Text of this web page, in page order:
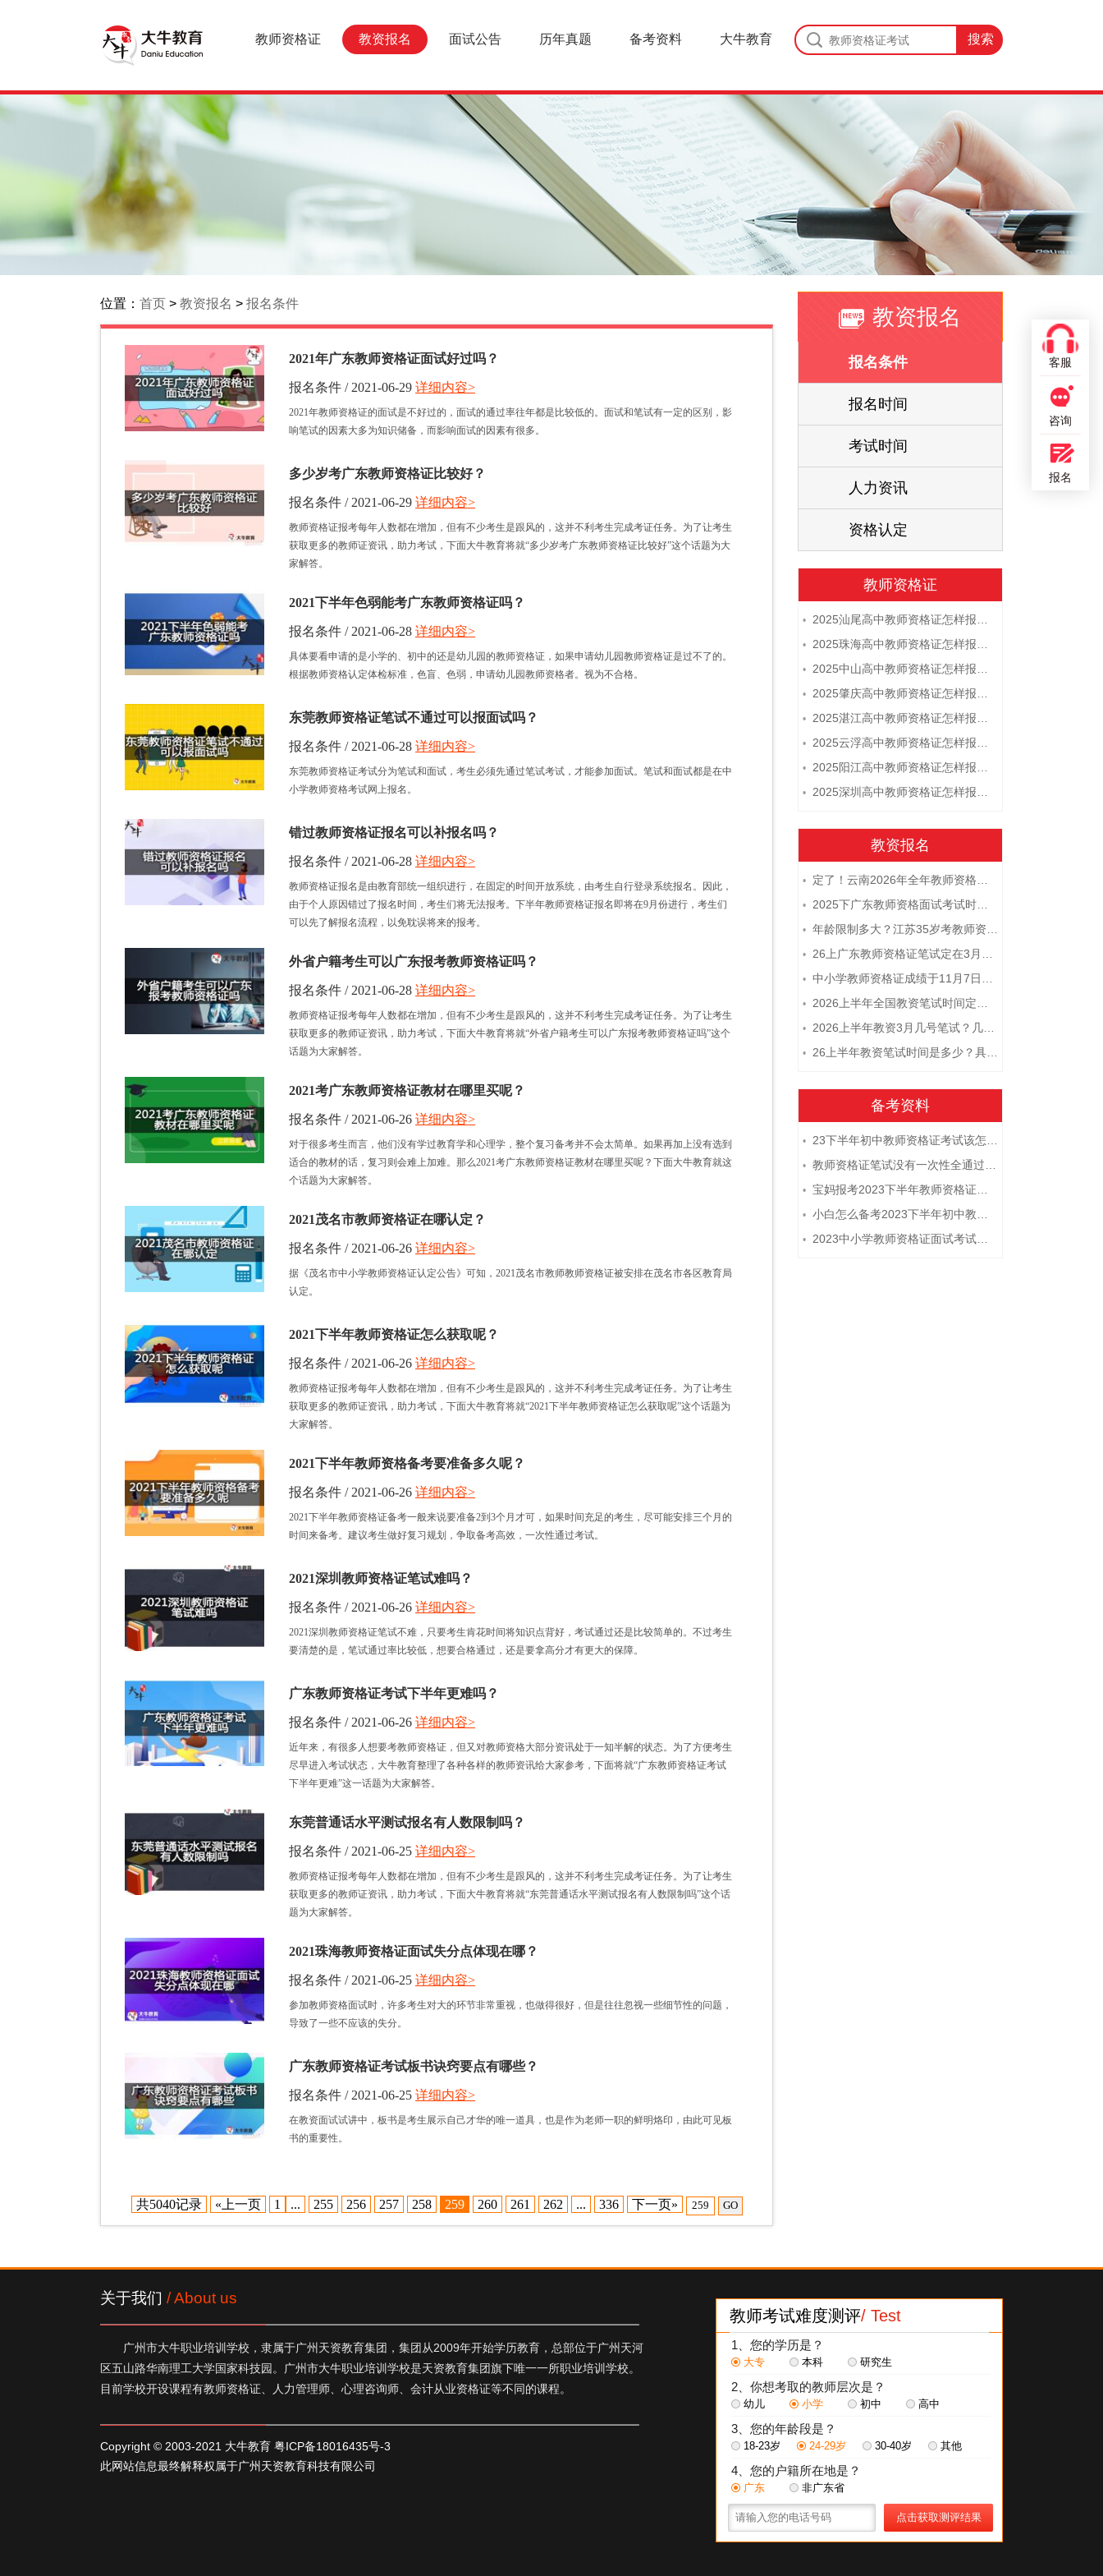
教师资格证 教资报名 面试公告 历年真题 备考资料 大牛教育
位置： 首页 > 教资报名 > 报名条件
2021年广东教师资格证面试好过吗？
报名条件 / 2021-06-29
2021年教师资格证的面试是不好过的，面试的通过率往年都是比较低的。面试和笔试有一定的区别，影
响笔试的因素大多为知识储备，而影响面试的因素有很多。
详细内容>
多少岁考广东教师资格证比较好？
报名条件 / 2021-06-29
教师资格证报考每年人数都在增加，但有不少考生是跟风的，这并不利考生完成考证任务。为了让考生
获取更多的教师证资讯，助力考试，下面大牛教育将就“多少岁考广东教师资格证比较好”这个话题为大
家解答。
详细内容>
2021下半年色弱能考广东教师资格证吗？
报名条件 / 2021-06-28
具体要看申请的是小学的、初中的还是幼儿园的教师资格证，如果申请幼儿园教师资格证是过不了的。
根据教师资格认定体检标准，色盲、色弱，申请幼儿园教师资格者。视为不合格。
详细内容>
东莞教师资格证笔试不通过可以报面试吗？
报名条件 / 2021-06-28
东莞教师资格证考试分为笔试和面试，考生必须先通过笔试考试，才能参加面试。笔试和面试都是在中
小学教师资格考试网上报名。
详细内容>
错过教师资格证报名可以补报名吗？
报名条件 / 2021-06-28
教师资格证报名是由教育部统一组织进行，在固定的时间开放系统，由考生自行登录系统报名。因此，
由于个人原因错过了报名时间，考生们将无法报考。下半年教师资格证报名即将在9月份进行，考生们
可以先了解报名流程，以免耽误将来的报考。
详细内容>
外省户籍考生可以广东报考教师资格证吗？
报名条件 / 2021-06-28
教师资格证报考每年人数都在增加，但有不少考生是跟风的，这并不利考生完成考证任务。为了让考生
获取更多的教师证资讯，助力考试，下面大牛教育将就“外省户籍考生可以广东报考教师资格证吗”这个
话题为大家解答。
详细内容>
2021考广东教师资格证教材在哪里买呢？
报名条件 / 2021-06-26
对于很多考生而言，他们没有学过教育学和心理学，整个复习备考并不会太简单。如果再加上没有选到
适合的教材的话，复习则会难上加难。那么2021考广东教师资格证教材在哪里买呢？下面大牛教育就这
个话题为大家解答。
详细内容>
2021茂名市教师资格证在哪认定？
报名条件 / 2021-06-26
据《茂名市中小学教师资格证认定公告》可知，2021茂名市教师教师资格证被安排在茂名市各区教育局
认定。
详细内容>
2021下半年教师资格证怎么获取呢？
报名条件 / 2021-06-26
教师资格证报考每年人数都在增加，但有不少考生是跟风的，这并不利考生完成考证任务。为了让考生
获取更多的教师证资讯，助力考试，下面大牛教育将就“2021下半年教师资格证怎么获取呢”这个话题为
大家解答。
详细内容>
2021下半年教师资格备考要准备多久呢？
报名条件 / 2021-06-26
2021下半年教师资格证备考一般来说要准备2到3个月才可，如果时间充足的考生，尽可能安排三个月的
时间来备考。建议考生做好复习规划，争取备考高效，一次性通过考试。
详细内容>
2021深圳教师资格证笔试难吗？
报名条件 / 2021-06-26
2021深圳教师资格证笔试不难，只要考生肯花时间将知识点背好，考试通过还是比较简单的。不过考生
要清楚的是，笔试通过率比较低，想要合格通过，还是要拿高分才有更大的保障。
详细内容>
广东教师资格证考试下半年更难吗？
报名条件 / 2021-06-26
近年来，有很多人想要考教师资格证，但又对教师资格大部分资讯处于一知半解的状态。为了方便考生
尽早进入考试状态，大牛教育整理了各种各样的教师资讯给大家参考，下面将就“广东教师资格证考试
下半年更难”这一话题为大家解答。
详细内容>
东莞普通话水平测试报名有人数限制吗？
报名条件 / 2021-06-25
教师资格证报考每年人数都在增加，但有不少考生是跟风的，这并不利考生完成考证任务。为了让考生
获取更多的教师证资讯，助力考试，下面大牛教育将就“东莞普通话水平测试报名有人数限制吗”这个话
题为大家解答。
详细内容>
2021珠海教师资格证面试失分点体现在哪？
报名条件 / 2021-06-25
参加教师资格面试时，许多考生对大的环节非常重视，也做得很好，但是往往忽视一些细节性的问题，
导致了一些不应该的失分。
详细内容>
广东教师资格证考试板书诀窍要点有哪些？
报名条件 / 2021-06-25
在教资面试试讲中，板书是考生展示自己才华的唯一道具，也是作为老师一职的鲜明烙印，由此可见板
书的重要性。
详细内容>
共5040记录 «上一页 1 ... 255 256 257 258 259 260 261 262 ... 336 下一页» GO
教资报名
报名条件
报名时间
报名时间
考试时间
人力资讯
资格认定
资格认定
教师资格证
• 2025汕尾高中教师资格证怎样报名 附流程
• 2025珠海高中教师资格证怎样报名 附流程
• 2025中山高中教师资格证怎样报名 附流程
• 2025肇庆高中教师资格证怎样报名 附流程
• 2025湛江高中教师资格证怎样报名 附流程
• 2025云浮高中教师资格证怎样报名 附流程
• 2025阳江高中教师资格证怎样报名 附流程
• 2025深圳高中教师资格证怎样报名 附流程
教资报名
• 定了！云南2026年全年教师资格证考试日程大公开！
• 2025下广东教师资格面试考试时间及科目内容（怎么考）
• 年龄限制多大？江苏35岁考教师资格证晚吗？
• 26上广东教师资格证笔试定在3月7日！附考试指南
• 中小学教师资格证成绩于11月7日10点查！
• 2026上半年全国教资笔试时间定档！
• 2026上半年教资3月几号笔试？几点开考
• 26上半年教资笔试时间是多少？具体安排表一览
备考资料
• 23下半年初中教师资格证考试该怎么复习？
• 教师资格证笔试没有一次性全通过下次需要重新报考吗？
• 宝妈报考2023下半年教师资格证需要报班备考吗？
• 小白怎么备考2023下半年初中教师资格证笔试？
• 2023中小学教师资格证面试考试注意事项
关于我们 / About us
广州市大牛职业培训学校，隶属于广州天资教育集团，集团从2009年开始学历教育，总部位于广州天河
区五山路华南理工大学国家科技园。广州市大牛职业培训学校是天资教育集团旗下唯一一所职业培训学校。
目前学校开设课程有教师资格证、人力管理师、心理咨询师、会计从业资格证等不同的课程。
Copyright © 2003-2021 大牛教育 粤ICP备18016435号-3
此网站信息最终解释权属于广州天资教育科技有限公司
教师考试难度测评/ Test
1、您的学历是？
大专 本科 研究生
2、你想考取的教师层次是？
幼儿 小学 初中 高中
3、您的年龄段是？
18-23岁 24-29岁 30-40岁 其他
4、您的户籍所在地是？
广东 非广东省
点击获取测评结果
客服
咨询
报名